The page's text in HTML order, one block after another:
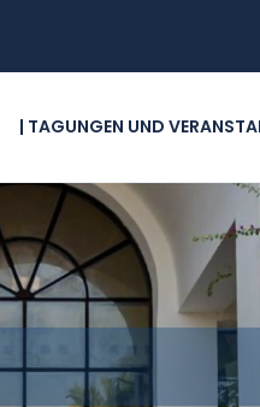
| TAGUNGEN UND